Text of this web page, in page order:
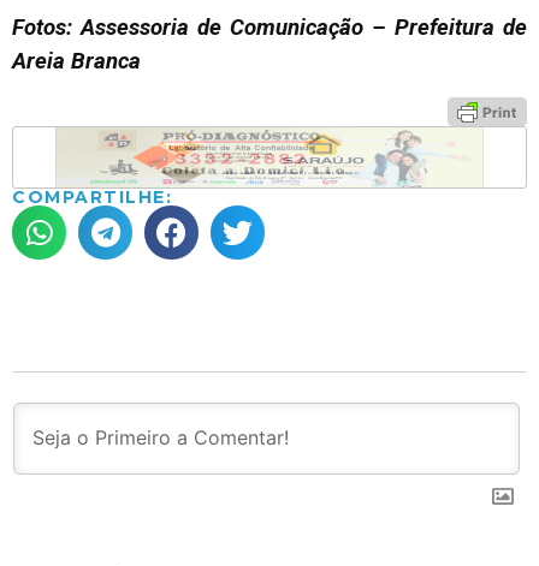
Fotos: Assessoria de Comunicação – Prefeitura de
Areia Branca
COMPARTILHE: